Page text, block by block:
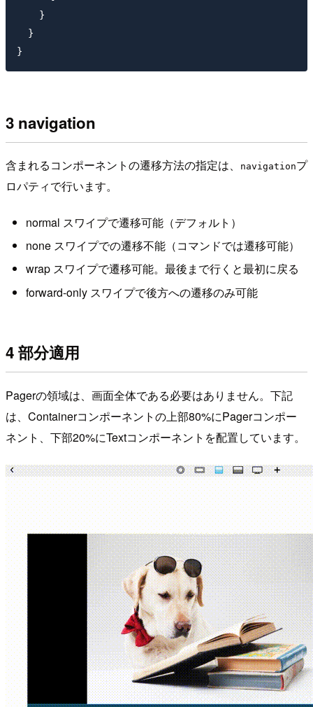
    }
  }
3 navigation
含まれるコンポーネントの遷移方法の指定は、 navigationプ
ロパティで行います。
normal スワイプで遷移可能（デフォルト）
none スワイプでの遷移不能（コマンドでは遷移可能）
wrap スワイプで遷移可能。最後まで行くと最初に戻る
forward-only スワイプで後方への遷移のみ可能
4 部分適用
Pagerの領域は、画面全体である必要はありません。下記
は、Containerコンポーネントの上部80%にPagerコンポー
ネント、下部20%にTextコンポーネントを配置しています。